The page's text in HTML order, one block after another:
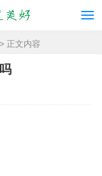
> 正文内容